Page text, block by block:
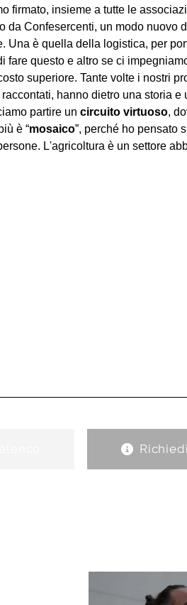
firmato, insieme a tutte le
da Confesercenti, un modo nuovo
Una è quella della logistica, per
fare questo e altro se ci
superiore. Tante volte i nostri
hanno dietro una storia
partire un circuito virtuoso,
è “mosaico”, perché ho pensato
L'agricoltura è un settore